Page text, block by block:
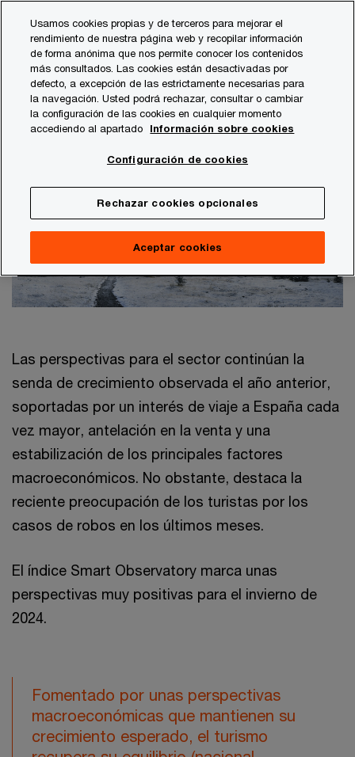
content
footer
Publicaciones
Smart Observatory de la industria
hotelera
Las perspectivas para el sector continúan la
senda de crecimiento observada el año anterior,
soportadas por un interés de viaje a España cada
vez mayor, antelación en la venta y una
estabilización de los principales factores
macroeconómicos. No obstante, destaca la
reciente preocupación de los turistas por los
casos de robos en los últimos meses.
El índice Smart Observatory marca unas
perspectivas muy positivas para el invierno de
2024.
Fomentado por unas perspectivas
macroeconómicas que mantienen su
crecimiento esperado, el turismo
Usamos cookies propias y de terceros para mejorar el
rendimiento de nuestra página web y recopilar información
de forma anónima que nos permite conocer los contenidos
más consultados. Las cookies están desactivadas por
defecto, a excepción de las estrictamente necesarias para
la navegación. Usted podrá rechazar, consultar o cambiar
la configuración de las cookies en cualquier momento
accediendo al apartado
Información sobre cookies
Configuración de cookies
Rechazar cookies opcionales
Aceptar cookies